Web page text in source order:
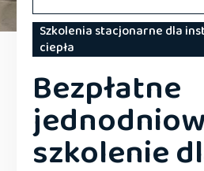
Szkolenia stacjonarne dla
ciepła
Bezpłatne
szkolenie